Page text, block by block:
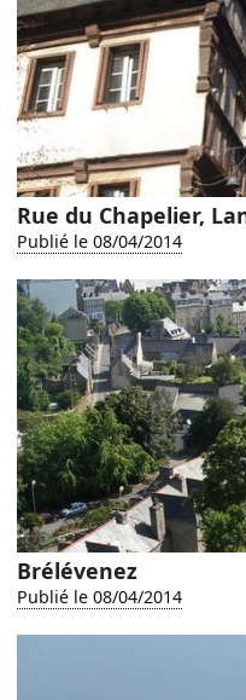
Rue du Chapelier,
Publié le 08/04/2014
Brélévenez
Publié le 08/04/2014